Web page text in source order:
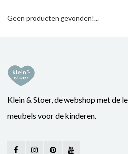
Geen producten gevonden!...
Klein & Stoer, de webshop met de
meubels voor de kinderen.